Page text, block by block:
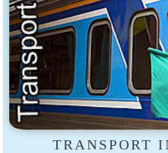
TRANSPORT